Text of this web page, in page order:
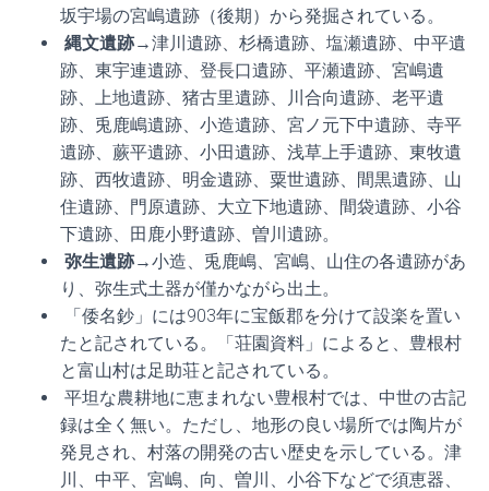
坂宇場の宮嶋遺跡（後期）から発掘されている。
縄文遺跡→津川遺跡、杉橋遺跡、塩瀬遺跡、中平遺
跡、東宇連遺跡、登長口遺跡、平瀬遺跡、宮嶋遺
跡、上地遺跡、猪古里遺跡、川合向遺跡、老平遺
跡、兎鹿嶋遺跡、小造遺跡、宮ノ元下中遺跡、寺平
遺跡、蕨平遺跡、小田遺跡、浅草上手遺跡、東牧遺
跡、西牧遺跡、明金遺跡、粟世遺跡、間黒遺跡、山
住遺跡、門原遺跡、大立下地遺跡、間袋遺跡、小谷
下遺跡、田鹿小野遺跡、曽川遺跡。
弥生遺跡→小造、兎鹿嶋、宮嶋、山住の各遺跡があ
り、弥生式土器が僅かながら出土。
「倭名鈔」には903年に宝飯郡を分けて設楽を置い
たと記されている。「荘園資料」によると、豊根村
と富山村は足助荘と記されている。
平坦な農耕地に恵まれない豊根村では、中世の古記
録は全く無い。ただし、地形の良い場所では陶片が
発見され、村落の開発の古い歴史を示している。津
川、中平、宮嶋、向、曽川、小谷下などで須恵器、